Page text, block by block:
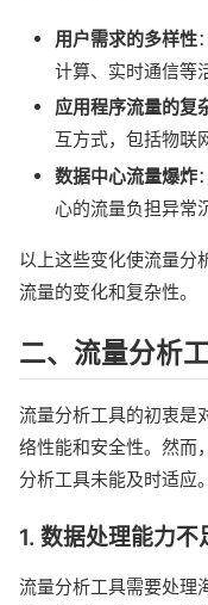
用户需求的多样性
计算、实时通信等
应用程序流量的复
互方式，包括物联
数据中心流量爆炸
心的流量负担异常
以上这些变化使流量分
流量的变化和复杂性。
二、流量分析
流量分析工具的初衷是
络性能和安全性。然而
分析工具未能及时适应。
1. 数据处理能力不
流量分析工具需要处理